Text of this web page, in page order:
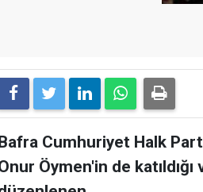
Cumhuriyet Halk
Öymen'in de